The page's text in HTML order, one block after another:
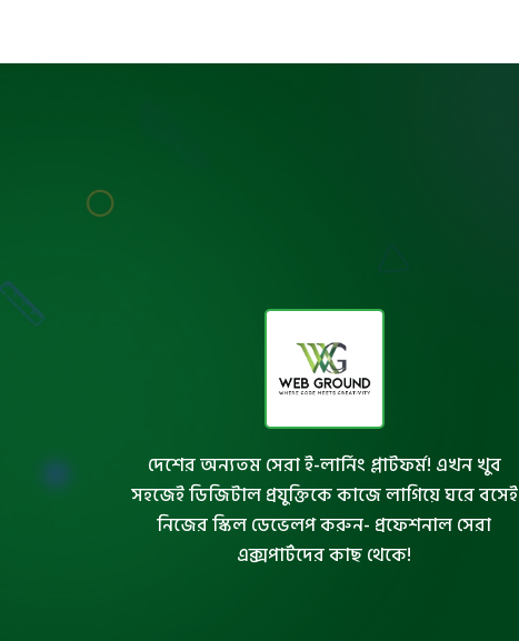
দেশের অন্যতম সেরা ই-লার্নিং প্লাটফর্ম! এখন খুব
সহজেই ডিজিটাল প্রযুক্তিকে কাজে লাগিয়ে ঘরে বসেই
নিজের স্কিল ডেভেলপ করুন- প্রফেশনাল সেরা
এক্সপার্টদের কাছ থেকে!